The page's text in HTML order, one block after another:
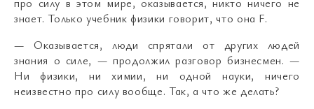
знает. Только учебник физики говорит, что она F.
— Оказывается, люди спрятали от других людей
знания о силе, — продолжил разговор бизнесмен. —
Ни физики, ни химии, ни одной науки, ничего
неизвестно про силу вообще. Так, а что же делать?